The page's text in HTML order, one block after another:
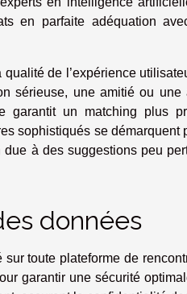
en parfaite adéquation
de l’expérience
sérieuse, une amitié ou
garantit un matching plus
sophistiqués se démarquent
à des suggestions peu
données
toute plateforme de
garantir une sécurité